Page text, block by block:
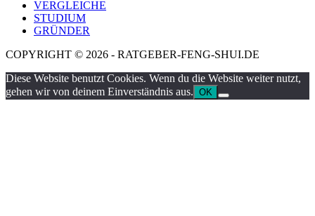
VERGLEICHE
STUDIUM
GRÜNDER
COPYRIGHT © 2026 - RATGEBER-FENG-SHUI.DE
Diese Website benutzt Cookies. Wenn du die Website weiter nutzt,
gehen wir von deinem Einverständnis aus. OK